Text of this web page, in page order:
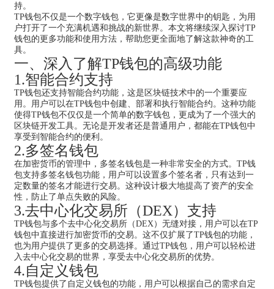
持。
TP钱包不仅是一个数字钱包，它更像是数字世界中的钥匙，为用
户打开了一个充满机遇和挑战的新世界。本文将继续深入探讨TP
钱包的更多功能和使用方法，帮助您更全面地了解这款神奇的工
具。
一、深入了解TP钱包的高级功能
1.智能合约支持
TP钱包还支持智能合约功能，这是区块链技术中的一个重要应
用。用户可以在TP钱包中创建、部署和执行智能合约。这种功能
使得TP钱包不仅仅是一个简单的数字钱包，更成为了一个强大的
区块链开发工具。无论是开发者还是普通用户，都能在TP钱包中
享受到智能合约的便利。
2.多签名钱包
在加密货币的管理中，多签名钱包是一种非常安全的方式。TP钱
包支持多签名钱包功能，用户可以设置多个签名者，只有达到一
定数量的签名才能进行交易。这种设计极大地提高了资产的安全
性，防止了单点失败的风险。
3.去中心化交易所（DEX）支持
TP钱包与多个去中心化交易所（DEX）无缝对接，用户可以在TP
钱包中直接进行加密货币的交易。这不仅扩展了TP钱包的功能，
也为用户提供了更多的交易选择。通过TP钱包，用户可以轻松进
入去中心化交易的世界，享受去中心化交易所的优势。
4.自定义钱包
TP钱包提供了自定义钱包的功能，用户可以根据自己的需求自定